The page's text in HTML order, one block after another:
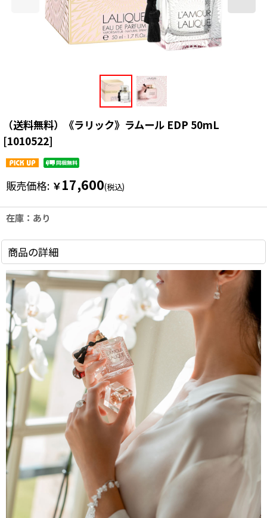
（送料無料）《ラリック》ラムール EDP 50mL
[1010522]
販売価格: ￥17,600(税込)
在庫：あり
商品の詳細